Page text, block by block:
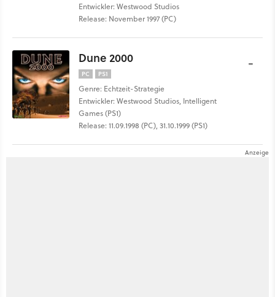
Entwickler: Westwood Studios
Release: November 1997 (PC)
Dune 2000
PC PS1
Genre: Echtzeit-Strategie
Entwickler: Westwood Studios, Intelligent
Games (PS1)
Release: 11.09.1998 (PC), 31.10.1999 (PS1)
-